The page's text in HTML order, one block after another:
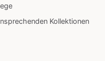
Kollektionen